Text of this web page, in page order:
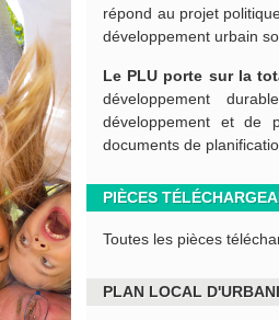
répond au projet
développement urbain
Le PLU porte sur la
développement
développement et de
documents de
PIÈCES
Toutes les pièces
PLAN LOCAL